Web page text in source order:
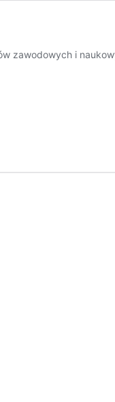
zawodowych i